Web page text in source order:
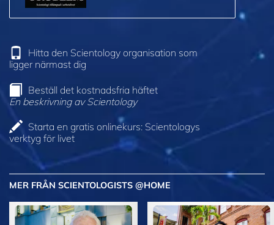
Hitta den Scientology organisation som
ligger närmast dig
Beställ det kostnadsfria häftet
En beskrivning av Scientology
Starta en gratis onlinekurs: Scientologys
verktyg för livet
MER FRÅN SCIENTOLOGISTS @HOME